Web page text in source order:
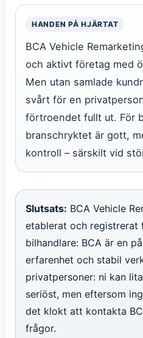
HANDEN PÅ HJÄRTAT
BCA Vehicle
och aktivt företag med
Men utan samlade
svårt för en
förtroendet fullt ut. För
branschryktet är gott,
kontroll – särskilt vid
Slutsats: BCA Vehicle
etablerat och registrerat
bilhandlare: BCA är en
erfarenhet och stabil
privatpersoner: ni kan
seriöst, men eftersom
det klokt att kontakta
frågor.